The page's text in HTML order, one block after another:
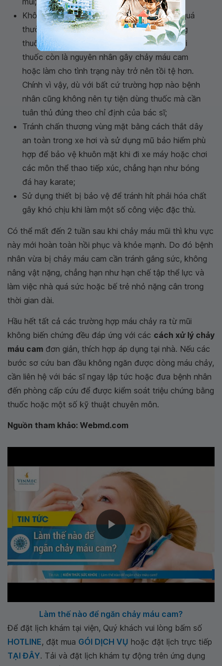
Không lạm dụng thuốc
cảm lạnhvà dị ứng quá
thường xuyên. Những thành phần chứa trong
thuốc có thể làm khô mũi, đôi khi một số loại
thuốc còn là nguyên nhân gây chảy máu cam
hoặc làm cho tình trạng này trở nên tồi tệ hơn.
Chính vì vậy, dù với bất cứ trường hợp nào bệnh
nhân cũng không nên tự tiện dùng thuốc mà cần
tuân thủ đúng theo chỉ định của bác sĩ;
Tránh chấn thương vùng mặt bằng cách thắt dây
an toàn trong xe hơi và sử dụng mũ bảo hiểm phù
hợp để bảo vệ khuôn mặt khi đi xe máy hoặc chơi
các môn thể thao tiếp xúc, chẳng hạn như bóng
đá hay karate;
Sử dụng thiết bị bảo vệ để tránh hít phải hóa chất
gây khó chịu khi làm một số công việc đặc thù.
Có thể mất đến 2 tuần sau khi chảy máu mũi thì khu vực
này mới hoàn toàn hồi phục và khỏe mạnh. Do đó bệnh
nhân vừa bị chảy máu cam cần tránh gắng sức, không
nâng vật nặng, chẳng hạn như hạn chế tập thể lực và
làm việc nhà quá sức hoặc bế trẻ nhỏ nặng cân trong
thời gian dài.
Hầu hết tất cả các trường hợp máu chảy ra từ mũi
không biến chứng đều đáp ứng với các cách xử lý chảy
máu cam đơn giản, thích hợp áp dụng tại nhà. Nếu các
bước sơ cứu ban đầu không ngăn được dòng máu chảy,
cần liên hệ với bác sĩ ngay lập tức hoặc đưa bệnh nhân
đến phòng cấp cứu để được kiểm soát triệu chứng bằng
thuốc hoặc một số kỹ thuật chuyên môn.
Nguồn tham khảo: Webmd.com
Làm thế nào để ngăn chảy máu cam?
Để đặt lịch khám tại viện, Quý khách vui lòng bấm số
HOTLINE, đặt mua GÓI DỊCH VỤ hoặc đặt lịch trực tiếp
TẠI ĐÂY. Tải và đặt lịch khám tự động trên ứng dụng